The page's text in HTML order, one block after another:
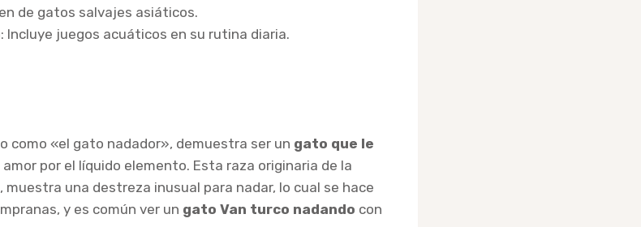
de gatos salvajes asiáticos.
juegos acuáticos en su rutina diaria.
como «el gato nadador», demuestra ser un gato que le
por el líquido elemento. Esta raza originaria de la
muestra una destreza inusual para nadar, lo cual se hace
y es común ver un gato Van turco nadando con